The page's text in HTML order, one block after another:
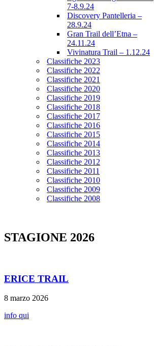
7-8.9.24
Discovery Pantelleria –
28.9.24
Gran Trail dell’Etna –
24.11.24
Vivinatura Trail – 1.12.24
Classifiche 2023
Classifiche 2022
Classifiche 2021
Classifiche 2020
Classifiche 2019
Classifiche 2018
Classifiche 2017
Classifiche 2016
Classifiche 2015
Classifiche 2014
Classifiche 2013
Classifiche 2012
Classifiche 2011
Classifiche 2010
Classifiche 2009
Classifiche 2008
STAGIONE 2026
ERICE TRAIL
8 marzo 2026
info qui